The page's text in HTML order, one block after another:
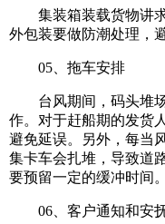
集装箱装载货物讲求
外包装要做防潮处理，
05、拖车安排
台风期间，码头堆场
作。对于赶船期的发货
避免延误。另外，每当
集卡车会扎堆，导致道
要预留一定的缓冲时间。
06、客户通知和安